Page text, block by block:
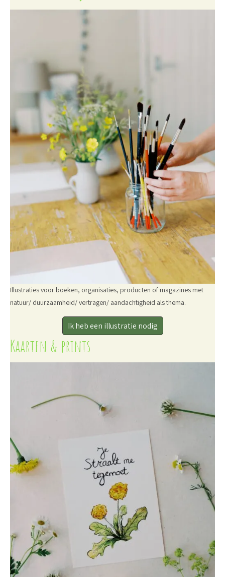
Illustraties voor boeken, organisaties, producten of magazines met
natuur/ duurzaamheid/ vertragen/ aandachtigheid als thema.
Ik heb een illustratie nodig
Kaarten & prints